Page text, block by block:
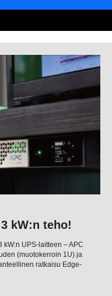
jonka avulla yritys vastaa
auki kirjoitettu sisältö, jolloin
oma tietosuojansa sekä lain
vaatimus ja yleisen
toimittajan
Suomen Asiakastiedon ESG-
mukainen toteutus valjastetaan
kW:n teho!
UPS-laitteen – APC
(muotokerroin 1U) ja
ratkaisu Edge-